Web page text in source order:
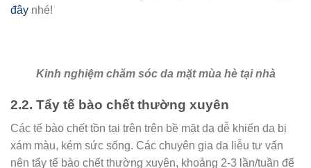
đây nhé!
Kinh nghiệm chăm sóc da mặt mùa hè tại nhà
2.2. Tẩy tế bào chết thường xuyên
Các tế bào chết tồn tại trên trên bề mặt da dễ khiến da bị
xám màu, kém sức sống. Các chuyên gia da liễu tư vấn
nên tẩy tế bào chết thường xuyên, khoảng 2-3 lần/tuần để